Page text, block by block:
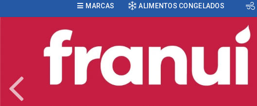
MARCAS ALIMENTOS CONGELADOS